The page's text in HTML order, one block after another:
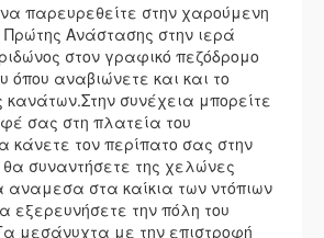
παρευρεθείτε στην χαρούμενη
Πρώτης Ανάστασης στην ιερά
στον γραφικό πεζόδρομο
όπου αναβιώνετε και και το
κανάτων.Στην συνέχεια μπορείτε
σας στη πλατεία του
κάνετε τον περίπατο σας στην
συναντήσετε της χελώνες
στα καίκια των ντόπιων
εξερευνήσετε την πόλη του
μεσάνυχτα με την επιστροφή